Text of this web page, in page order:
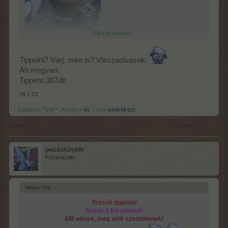
össze-visznya...
Komolyan! Vége
lehetne már...
Jól mondod Ildikóm! Az uram úgy szenved...Hogy égnek áll a
hajam tőle...37-38 fokos láznál végrendeletet akar írni...
Ninettkém! Tippelni nem szeretnél?
Örülök, hogy Emesém jól van!
szavazni...Du. visszanézek.
Click to expand...
Tippelni? Várj, mire is? Visszaolvasok.
Áh,megvan.
Tippem:387db
29.1.23
Galadriel **jeje** Kuzdern és 7 más kedveli ezt.
pecástündér
Fórumszaki
-Anyu- írta: ↑
Tessék tippelni!
Hozok 1 kis játékot!
MB-eknek, meg akik szeretnének!